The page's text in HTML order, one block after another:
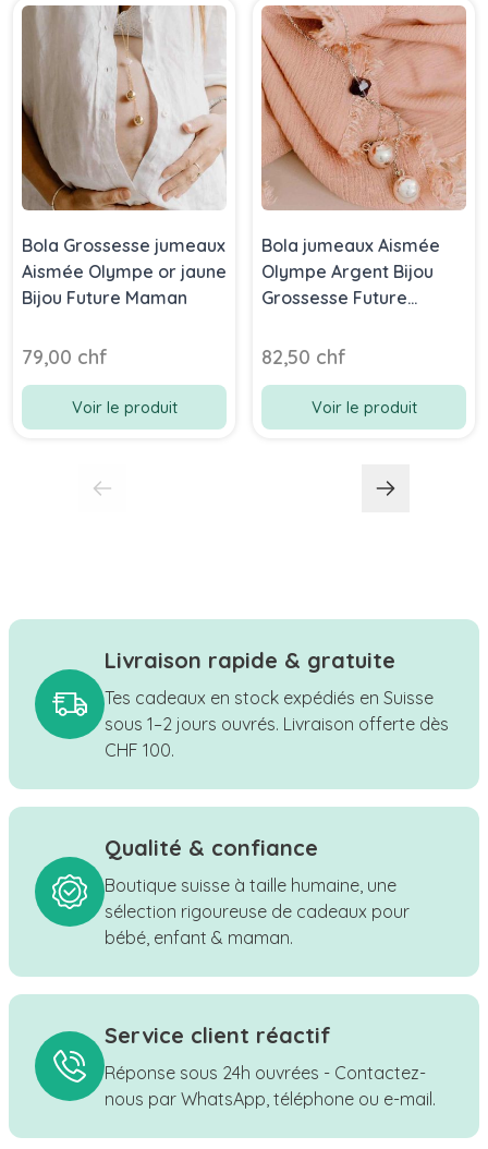
Bola Grossesse jumeaux
Aismée Olympe or jaune
Bijou Future Maman
79,00 chf
Voir le produit
Bola jumeaux Aismée
Olympe Argent Bijou
Grossesse Future
82,50 chf
Voir le produit
Livraison rapide & gratuite
Tes cadeaux en stock expédiés en Suisse
sous 1–2 jours ouvrés. Livraison offerte dès
CHF 100.
Qualité & confiance
Boutique suisse à taille humaine, une
sélection rigoureuse de cadeaux pour
bébé, enfant & maman.
Service client réactif
Réponse sous 24h ouvrées - Contactez-
nous par WhatsApp, téléphone ou e-mail.